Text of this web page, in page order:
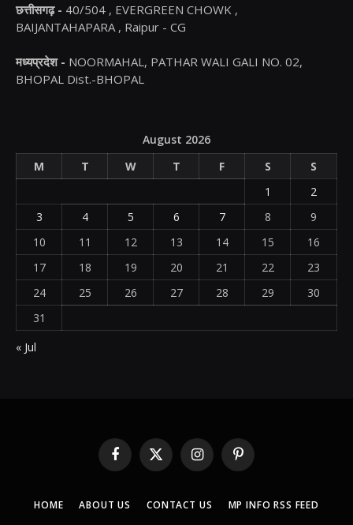
छत्तीसगढ़ - 40/504 , EVERGREEN CHOWK ,
BAIJANTAHAPARA , Raipur - CG
मध्यप्रदेश - NOORMAHAL, PATHAR WALI GALI NO. 02,
BHOPAL Dist.-BHOPAL
August 2026
M
T W T F S
S
1
2
3
4 5 6 7 8
9
10
11 12 13 14 15
16
17
18 19 20 21 22
23
24
25 26 27 28 29
30
31
« Jul
Facebook
X
(Twitter)
InstagramPinterest
HOME ABOUT US CONTACT US MP INFO RSS FEED